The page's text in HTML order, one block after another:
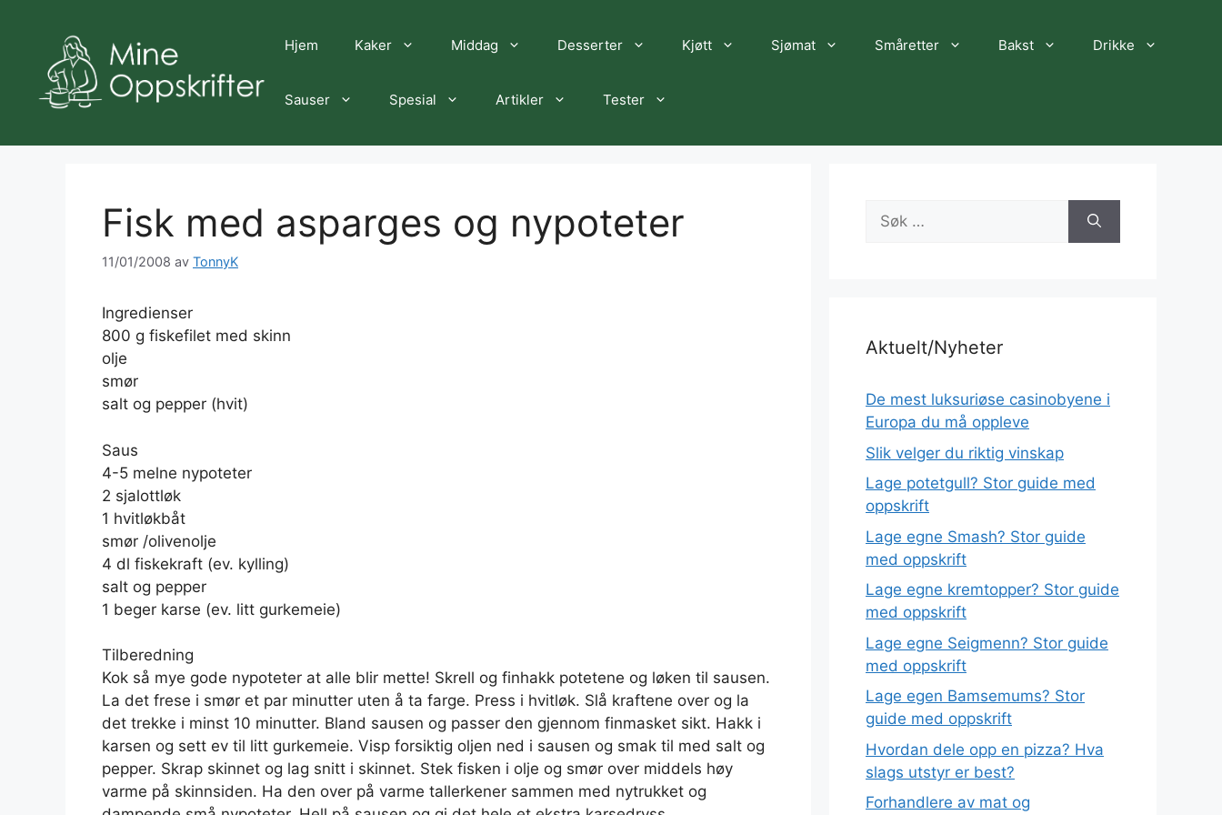
Hjem Kaker Middag Desserter Kjøtt Sjømat Småretter Bakst Drikke
Sauser Spesial Artikler Tester
Fisk med asparges og nypoteter
11/01/2008 av TonnyK
Ingredienser
800 g fiskefilet med skinn
olje
smør
salt og pepper (hvit)
Saus
4-5 melne nypoteter
2 sjalottløk
1 hvitløkbåt
smør /olivenolje
4 dl fiskekraft (ev. kylling)
salt og pepper
1 beger karse (ev. litt gurkemeie)
Tilberedning
Kok så mye gode nypoteter at alle blir mette! Skrell og finhakk potetene og løken til sausen.
La det frese i smør et par minutter uten å ta farge. Press i hvitløk. Slå kraftene over og la
det trekke i minst 10 minutter. Bland sausen og passer den gjennom finmasket sikt. Hakk i
karsen og sett ev til litt gurkemeie. Visp forsiktig oljen ned i sausen og smak til med salt og
pepper. Skrap skinnet og lag snitt i skinnet. Stek fisken i olje og smør over middels høy
varme på skinnsiden. Ha den over på varme tallerkener sammen med nytrukket og
Søk
etter:
Aktuelt/Nyheter
De mest luksuriøse casinobyene i
Europa du må oppleve
Slik velger du riktig vinskap
Lage potetgull? Stor guide med
oppskrift
Lage egne Smash? Stor guide
med oppskrift
Lage egne kremtopper? Stor guide
med oppskrift
Lage egne Seigmenn? Stor guide
med oppskrift
Lage egen Bamsemums? Stor
guide med oppskrift
Hvordan dele opp en pizza? Hva
slags utstyr er best?
Forhandlere av mat og